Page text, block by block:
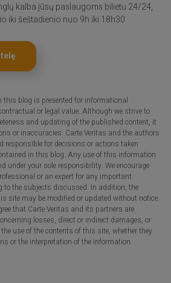
kalba jūsų paslaugoms bilietu 24/24,
iki šeštadienio nuo 9h iki 18h30
this blog is presented for informational
or legal value. Although we strive to
and updating of the published content, it
or inaccuracies. Carte Veritas and the authors
responsible for decisions or actions taken
in this blog. Any use of this information
under your sole responsibility. We encourage
or an expert for any important
to the subjects discussed. In addition, the
site may be modified or updated without notice.
that Carte Veritas and its partners are
losses, direct or indirect damages, or
use of the contents of this site, whether they
or the interpretation of the information